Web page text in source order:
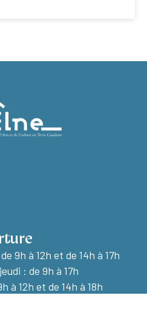
de 9h à 12h et de 14h à 17h
: de 9h à 17h
à 12h et de 14h à 18h